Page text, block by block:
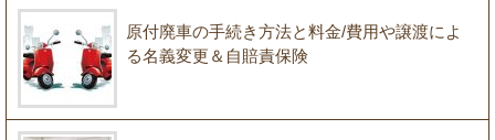
原付廃車の手続き方法と料金/費用や譲渡によ
る名義変更＆自賠責保険